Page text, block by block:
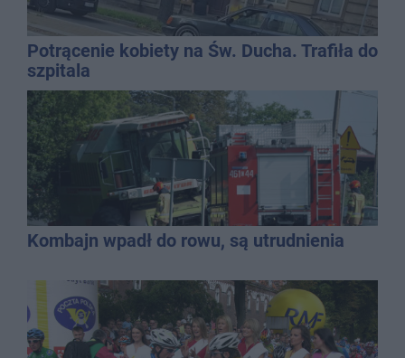
Potrącenie kobiety na Św. Ducha. Trafiła do
szpitala
Kombajn wpadł do rowu, są utrudnienia